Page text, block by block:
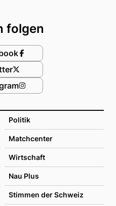
Politik
Matchcenter
Wirtschaft
Nau Plus
Stimmen der Schweiz
folgen